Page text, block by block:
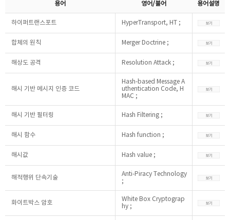
용어 영어/불어 용어설명
하이퍼트랜스포트 HyperTransport, HT ;
합체의 원칙 Merger Doctrine ;
해상도 공격 Resolution Attack ;
해시 기반 메시지 인증 코드
Hash-based Message A
uthentication Code, H
MAC ;
해시 기반 필터링 Hash Filtering ;
해시 함수 Hash function ;
해시값 Hash value ;
해적행위 단속기술
Anti-Piracy Technology
;
화이트박스 암호
White Box Cryptograp
hy ;